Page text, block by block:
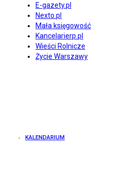
E-gazety.pl
Nexto.pl
Mała księgowość
Kancelarierp.pl
Wieści Rolnicze
Życie Warszawy
KALENDARIUM